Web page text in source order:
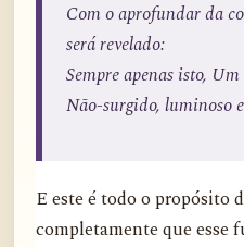
Com o aprofundar da
será revelado:
Sempre apenas isto,
Não-surgido, luminoso
E este é todo o propósito
completamente que esse